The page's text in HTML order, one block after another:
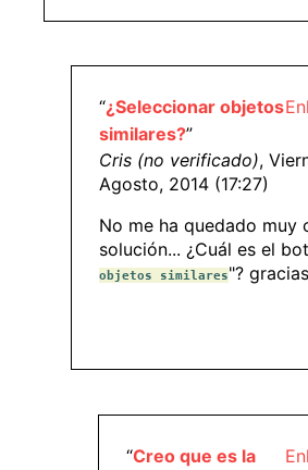
“¿Seleccionar objetos
similares?”
Cris (no verificado),
Agosto, 2014 (17:27)
No me ha quedado muy
solución... ¿Cuál es el
objetos similares"? gracias
“Creo que es la